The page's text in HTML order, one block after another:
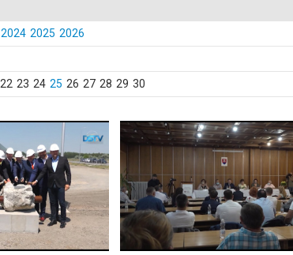
2024 2025 2026
22 23 24 25 26 27 28 29 30